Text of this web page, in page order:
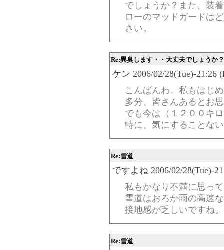
でしょうか？また、装
ローのマッドガードは
さい。
Re:異臭します・・大丈夫でしょうか
ケン 2006/02/28(Tue)-21:26
こんばんわ。私もはじ
多分、皆さんあるとお
でも今は（１２００キ
特に、気にすることな
Re:雪道
ですよね 2006/02/28(Tue)-
私もかなり不満に思っ
雪道はおろか雨の高速
接地感が乏しいですね。
Re:雪道